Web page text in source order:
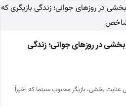
در روزهای جوانی؛ زندگی
عنایت بخشی، بازیگر محبوب سینما که اخیراً